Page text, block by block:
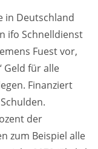
in Deutschland
ifo Schnelldienst
Fuest vor,
Geld für alle
Finanziert
der
zum Beispiel alle